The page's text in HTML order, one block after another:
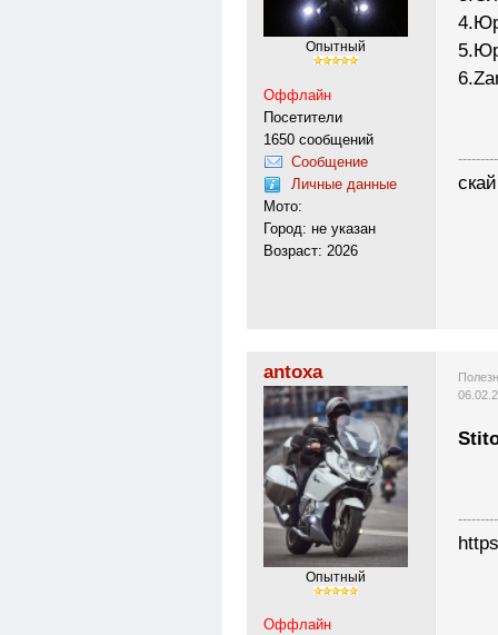
Опытный
Оффлайн
Посетители
1650 сообщений
Сообщение
Личные данные
Мото:
Город: не указан
Возраст: 2026
antoxa
Опытный
Оффлайн